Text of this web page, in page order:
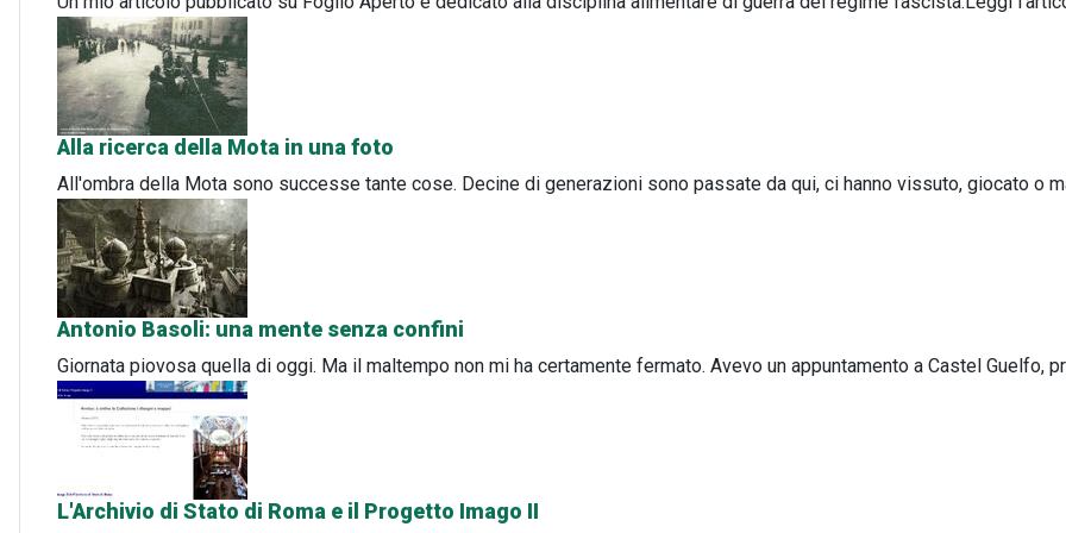
Alla ricerca della Mota in una foto
All'ombra della Mota sono successe tante cose. Decine di generazioni sono passate da qui, ci hanno vissuto, giocato o
Antonio Basoli: una mente senza confini
Giornata piovosa quella di oggi. Ma il maltempo non mi ha certamente fermato. Avevo un appuntamento a Castel Guelfo,
L'Archivio di Stato di Roma e il Progetto Imago II